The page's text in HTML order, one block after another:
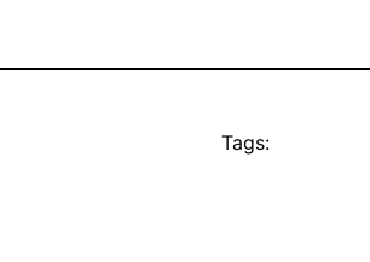
Tags: